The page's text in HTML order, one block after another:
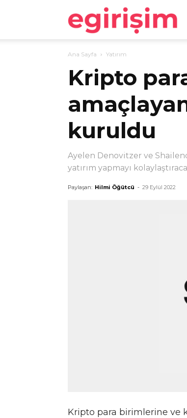
Ana Sayfa Yatırım
Kripto
kuruldu
Ayelen Denovitzer ve
yatırım yapmayı
Paylaşan: Hilmi Öğütcü - 29 Eylül 2022
Kripto para birimlerine ve